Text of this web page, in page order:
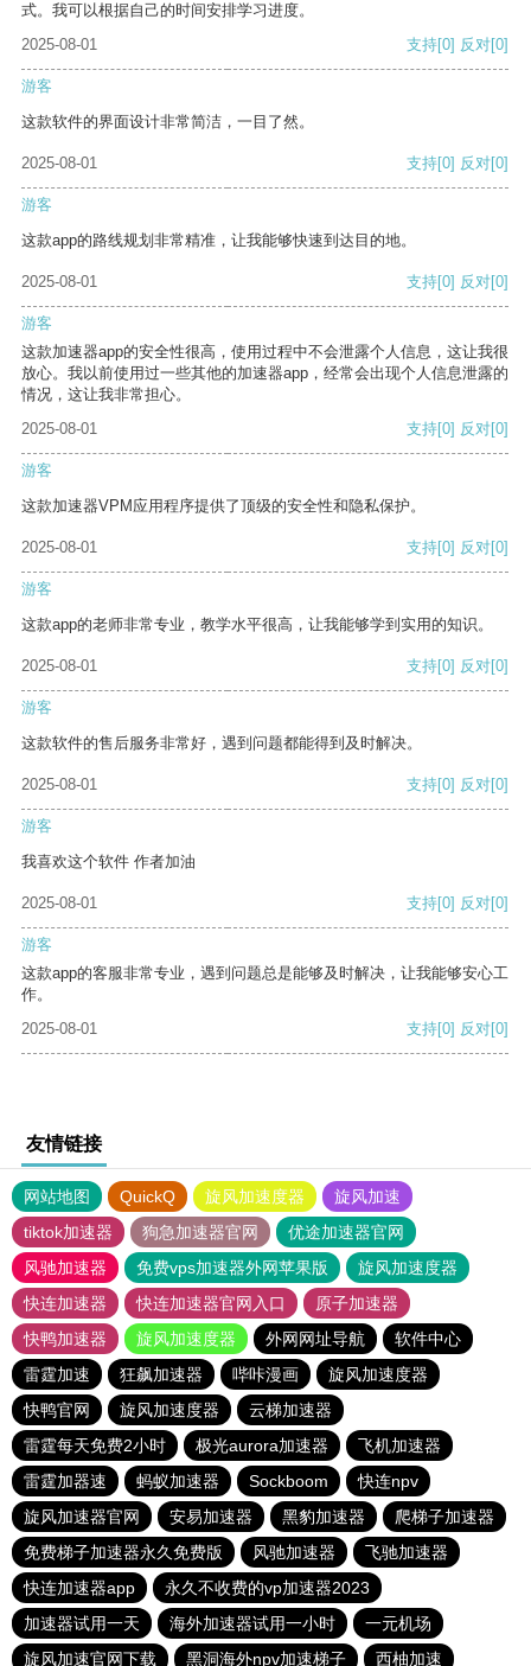
式。我可以根据自己的时间安排学习进度。
2025-08-01
支持[0] 反对[0]
游客
这款软件的界面设计非常简洁，一目了然。
2025-08-01 支持[0] 反对[0]
游客
这款app的路线规划非常精准，让我能够快速到达目的地。
2025-08-01 支持[0] 反对[0]
游客
这款加速器app的安全性很高，使用过程中不会泄露个人信息，这让我很
放心。我以前使用过一些其他的加速器app，经常会出现个人信息泄露的
情况，这让我非常担心。
2025-08-01
支持[0] 反对[0]
游客
这款加速器VPM应用程序提供了顶级的安全性和隐私保护。
2025-08-01 支持[0] 反对[0]
游客
这款app的老师非常专业，教学水平很高，让我能够学到实用的知识。
2025-08-01 支持[0] 反对[0]
游客
这款软件的售后服务非常好，遇到问题都能得到及时解决。
2025-08-01 支持[0] 反对[0]
游客
我喜欢这个软件 作者加油
2025-08-01 支持[0] 反对[0]
游客
这款app的客服非常专业，遇到问题总是能够及时解决，让我能够安心工
作。
2025-08-01
支持[0] 反对[0]
友情链接
网站地图 QuickQ 旋风加速度器
旋风加速
tiktok加速器
狗急加速器官网
优途加速器官网
风驰加速器
免费vps加速器外网苹果版
旋风加速度器
快连加速器
快连加速器官网入口
原子加速器
快鸭加速器
旋风加速度器 外网网址导航
软件中心
雷霆加速
狂飙加速器 哔咔漫画
旋风加速度器
快鸭官网
旋风加速度器
云梯加速器
雷霆每天免费2小时
极光aurora加速器
飞机加速器
雷霆加器速
蚂蚁加速器 Sockboom
快连npv
旋风加速器官网
安易加速器 黑豹加速器
爬梯子加速器
免费梯子加速器永久免费版
风驰加速器
飞驰加速器
快连加速器app
永久不收费的vp加速器2023
加速器试用一天
海外加速器试用一小时
一元机场
旋风加速官网下载
黑洞海外npv加速梯子 西柚加速